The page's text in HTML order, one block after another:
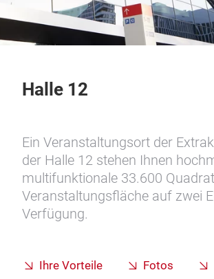
Halle 12
Ein Veranstaltungsort der
der Halle 12 stehen Ihnen
multifunktionale 33.600
Veranstaltungsfläche auf zwei
Verfügung.
Ihre Vorteile Fotos